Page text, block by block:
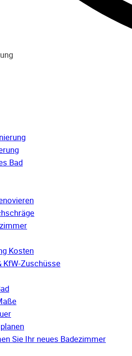
Bad
Kosten
KfW-Zuschüsse
Sie Ihr neues Badezimmer